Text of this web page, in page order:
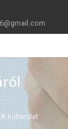
külterület